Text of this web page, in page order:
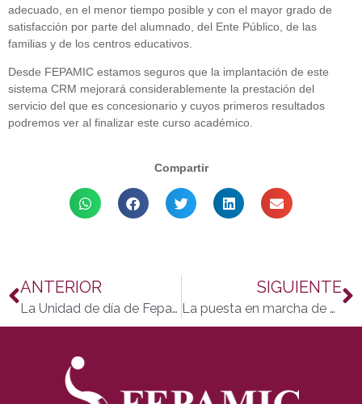
adecuado, en el menor tiempo posible y con el mayor grado de
satisfacción por parte del alumnado, del Ente Público, de las
familias y de los centros educativos.
Desde FEPAMIC estamos seguros que la implantación de este
sistema CRM mejorará considerablemente la prestación del
servicio del que es concesionario y cuyos primeros resultados
podremos ver al finalizar este curso académico.
Compartir
ANTERIOR
La Unidad de día de Fepamic en Córdoba cumple su primera década
SIGUIENTE
La puesta en marcha de una nueva Unidad de día y el inicio de la construcción de una residencia, dos de los objetivos de Fepamic para 2011